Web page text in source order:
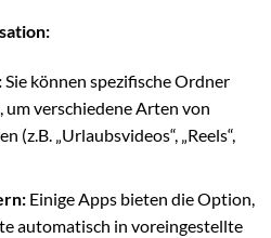
Sie können spezifische Ordner
verschiedene Arten von
(z.B. „Urlaubsvideos“, „Reels“,
Einige Apps bieten die Option,
automatisch in voreingestellte